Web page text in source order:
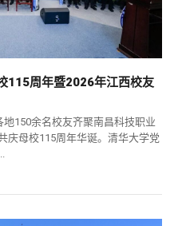
115周年暨2026年江西校友
150余名校友齐聚南昌科技职业
庆母校115周年华诞。清华大学党